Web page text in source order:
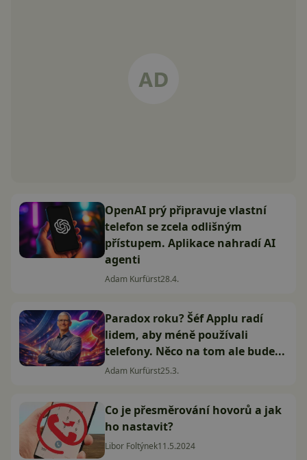
OpenAI prý připravuje vlastní
telefon se zcela odlišným
přístupem. Aplikace nahradí AI
agenti
Adam Kurfürst28.4.
Paradox roku? Šéf Applu radí
lidem, aby méně používali
telefony. Něco na tom ale bude...
Adam Kurfürst25.3.
Co je přesměrování hovorů a jak
ho nastavit?
Libor Foltýnek11.5.2024